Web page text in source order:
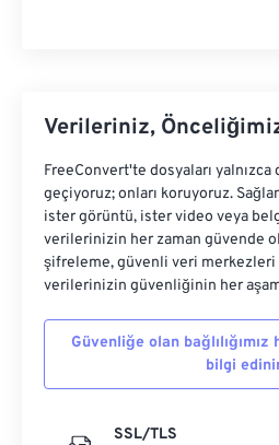
Verileriniz,
FreeConvert'te dosyaları
geçiyoruz; onları koruyoruz.
ister görüntü, ister video veya
verilerinizin her zaman güvende
şifreleme, güvenli veri
verilerinizin güvenliğinin her
Güvenliğe olan
bilgi
SSL/TLS